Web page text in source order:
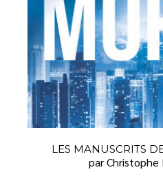
LES MANUSCRITS
par Christophe